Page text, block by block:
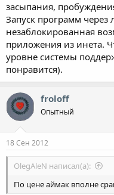
засыпания,
Запуск программ через
незаблокированная
приложения из инета.
уровне системы
понравится).
froloff
Опытный
18 Сен 2012
OlegAleN написал(а):
По цене аймак вполне